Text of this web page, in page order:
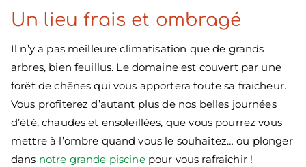
Un lieu frais et ombragé
Il n’y a pas meilleure climatisation que de grands
arbres, bien feuillus. Le domaine est couvert par une
forêt de chênes qui vous apportera toute sa fraicheur.
Vous profiterez d’autant plus de nos belles journées
d’été, chaudes et ensoleillées, que vous pourrez vous
mettre à l’ombre quand vous le souhaitez… ou plonger
dans notre grande piscinepour vous rafraichir !